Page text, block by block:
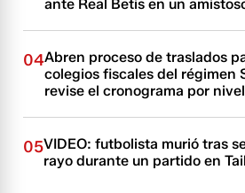
ante Real Betis en un
04Abren proceso de traslados
colegios fiscales del régimen
revise el cronograma por
05VIDEO: futbolista murió tras
rayo durante un partido en